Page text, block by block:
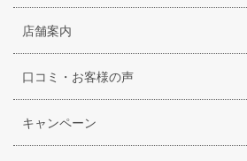
店舗案内
口コミ・お客様の声
キャンペーン